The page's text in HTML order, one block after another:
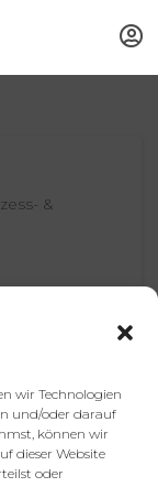
wir Technologien
und/oder darauf
können wir
dieser Website
oder
&